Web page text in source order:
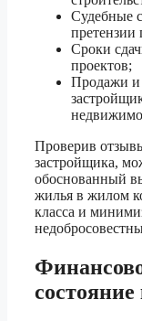
Судебные
претензии
Сроки
проектов;
Продажи и
Проверив
застройщика,
обоснованный
жилья в жилом
класса и